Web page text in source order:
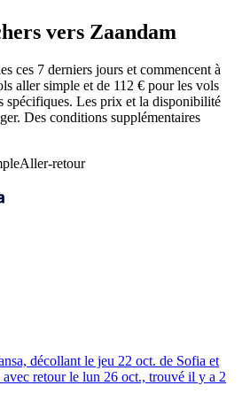
vers Zaandam
ces 7 derniers jours et commencent à
aller simple et de 112 € pour les vols
spécifiques. Les prix et la disponibilité
Des conditions supplémentaires
Aller-retour
décollant le jeu 22 oct. de Sofia et
avec retour le lun 26 oct., trouvé il y a 2